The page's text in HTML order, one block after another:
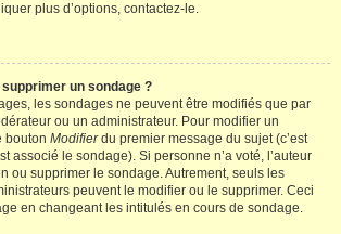
plus d’options, contactez-le.
un sondage ?
les sondages ne peuvent être modifiés que par
ou un administrateur. Pour modifier un
bouton Modifierdu premier message du sujet (c’est
associé le sondage). Si personne n’a voté, l’auteur
ou supprimer le sondage. Autrement, seuls les
peuvent le modifier ou le supprimer. Ceci
en changeant les intitulés en cours de sondage.